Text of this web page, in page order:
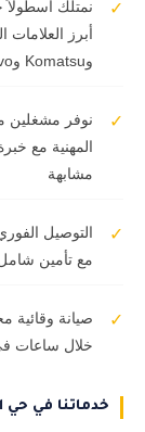
✓
وKomatsu وVolvo
✓
مشابهة
✓
التوصيل
مع تأمين
✓
صيانة وقائية
خلال ساعات
خدماتنا في حي